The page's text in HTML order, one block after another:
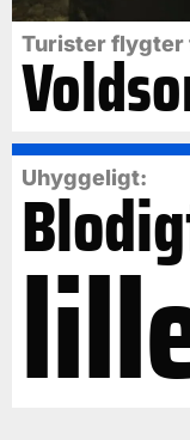
Turister flygter
Uhyggeligt: